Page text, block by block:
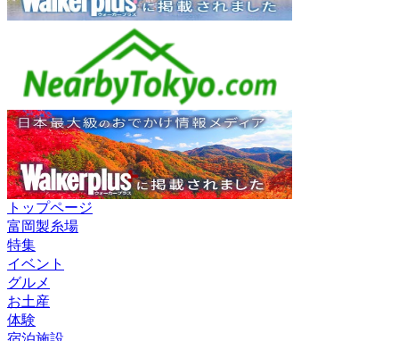
トップページ
富岡製糸場
特集
イベント
グルメ
お土産
体験